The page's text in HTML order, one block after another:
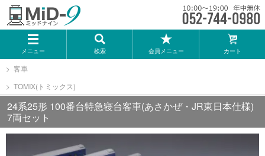
メニュー 検索 会員メニュー カート
メーカー一覧
TOMIX
KATO
GREENMAX
客車
TOMIX(トミックス)
24系25形 100番台特急寝台客車(あさかぜ・JR東日本仕様)
7両セット